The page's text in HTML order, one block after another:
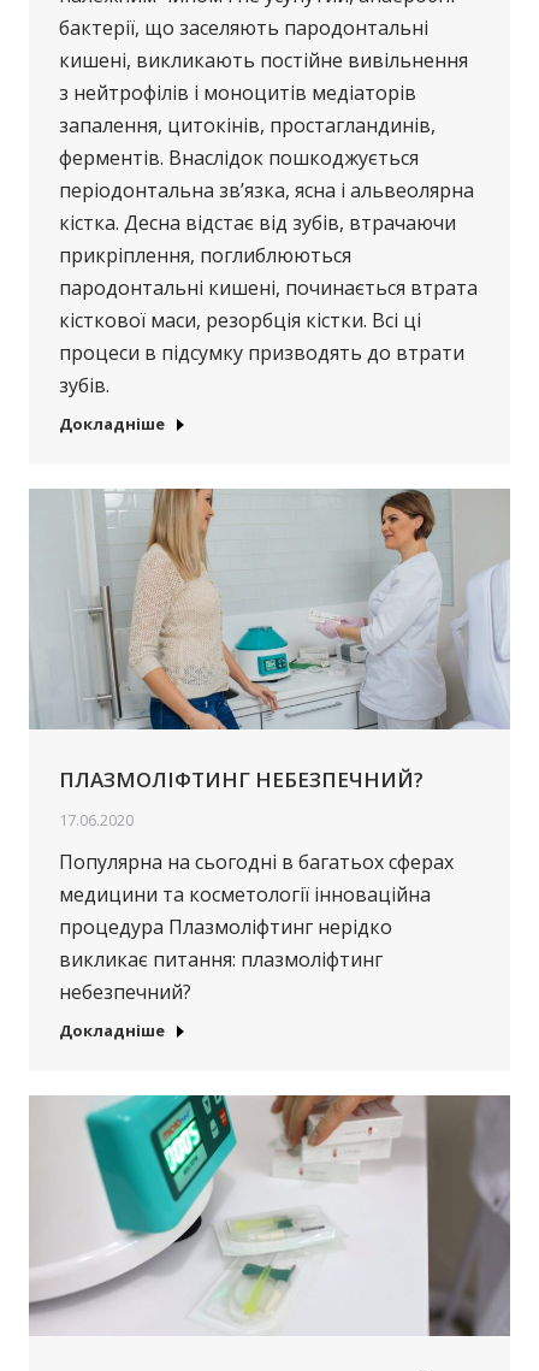
бактерії, що заселяють пародонтальні
кишені, викликають постійне вивільнення
з нейтрофілів і моноцитів медіаторів
запалення, цитокінів, простагландинів,
ферментів. Внаслідок пошкоджується
періодонтальна зв’язка, ясна і альвеолярна
кістка. Десна відстає від зубів, втрачаючи
прикріплення, поглиблюються
пародонтальні кишені, починається втрата
кісткової маси, резорбція кістки. Всі ці
процеси в підсумку призводять до втрати
зубів.
Докладніше
ПЛАЗМОЛІФТИНГ НЕБЕЗПЕЧНИЙ?
17.06.2020
Популярна на сьогодні в багатьох сферах
медицини та косметології інноваційна
процедура Плазмоліфтинг нерідко
викликає питання: плазмоліфтинг
небезпечний?
Докладніше